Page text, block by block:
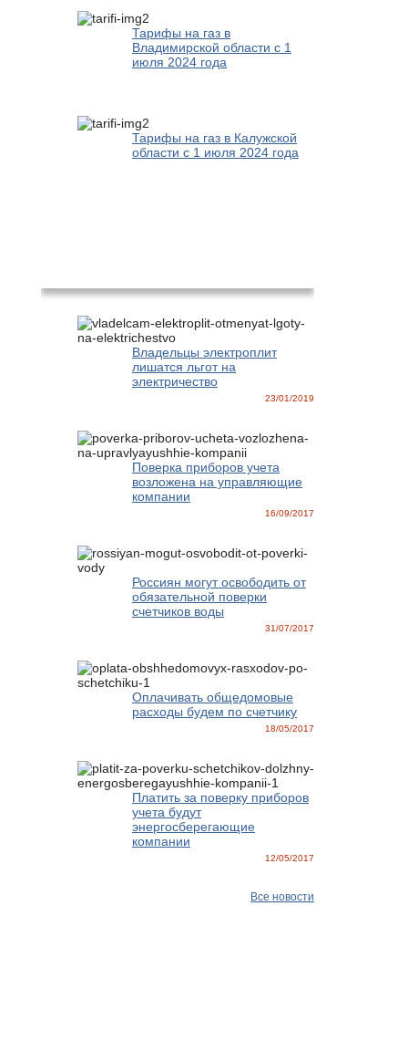
Тарифы на газ в
Владимирской области с 1
июля 2024 года
Тарифы на газ в Калужской
области с 1 июля 2024 года
Владельцы электроплит
лишатся льгот на
электричество
23/01/2019
Поверка приборов учета
возложена на управляющие
компании
16/09/2017
Россиян могут освободить от
обязательной поверки
счетчиков воды
31/07/2017
Оплачивать общедомовые
расходы будем по счетчику
18/05/2017
Платить за поверку приборов
учета будут
энергосберегающие
компании
12/05/2017
Все новости